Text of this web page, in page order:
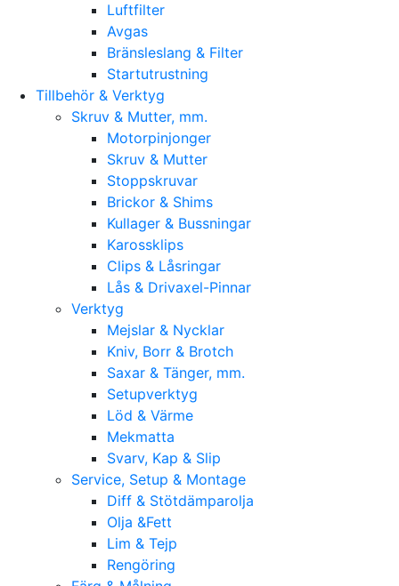
Luftfilter
Avgas
Bränsleslang & Filter
Startutrustning
Tillbehör & Verktyg
Skruv & Mutter, mm.
Motorpinjonger
Skruv & Mutter
Stoppskruvar
Brickor & Shims
Kullager & Bussningar
Karossklips
Clips & Låsringar
Lås & Drivaxel-Pinnar
Verktyg
Mejslar & Nycklar
Kniv, Borr & Brotch
Saxar & Tänger, mm.
Setupverktyg
Löd & Värme
Mekmatta
Svarv, Kap & Slip
Service, Setup & Montage
Diff & Stötdämparolja
Olja &Fett
Lim & Tejp
Rengöring